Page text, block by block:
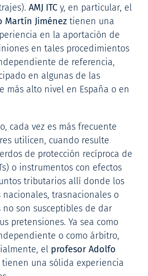
AMJ ITCy, en particular, el
Martín Jiméneztienen una
en la aportación de
en tales procedimientos
de referencia,
en algunas de las
más alto nivel en España o en
cada vez es más frecuente
utilicen, cuando resulte
de protección recíproca de
o instrumentos con efectos
tributarios allí donde los
trasnacionales o
no son susceptibles de dar
pretensiones. Ya sea como
o como árbitro,
el profesor Adolfo
una sólida experiencia